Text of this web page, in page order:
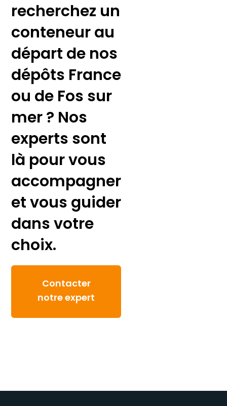
recherchez un
conteneur au
départ de nos
dépôts France
ou de Fos sur
mer ? Nos
experts sont
là pour vous
accompagner
et vous guider
dans votre
choix.
Contacter
notre expert